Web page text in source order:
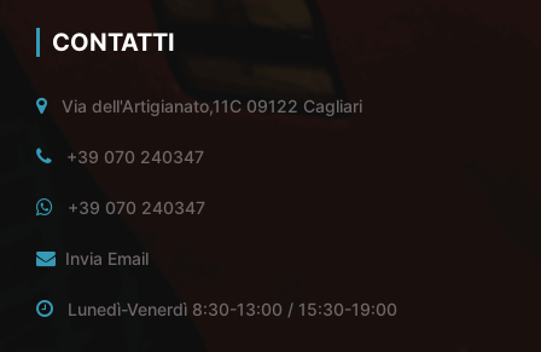
CONTATTI
Via dell'Artigianato,11C 09122 Cagliari
+39 070 240347
+39 070 240347
Invia Email
Lunedì-Venerdì 8:30-13:00 / 15:30-19:00